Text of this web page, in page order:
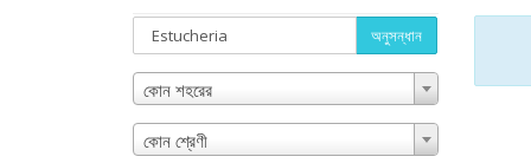
অনুসন্ধান
কোন শহরের
কোন শ্রেণী